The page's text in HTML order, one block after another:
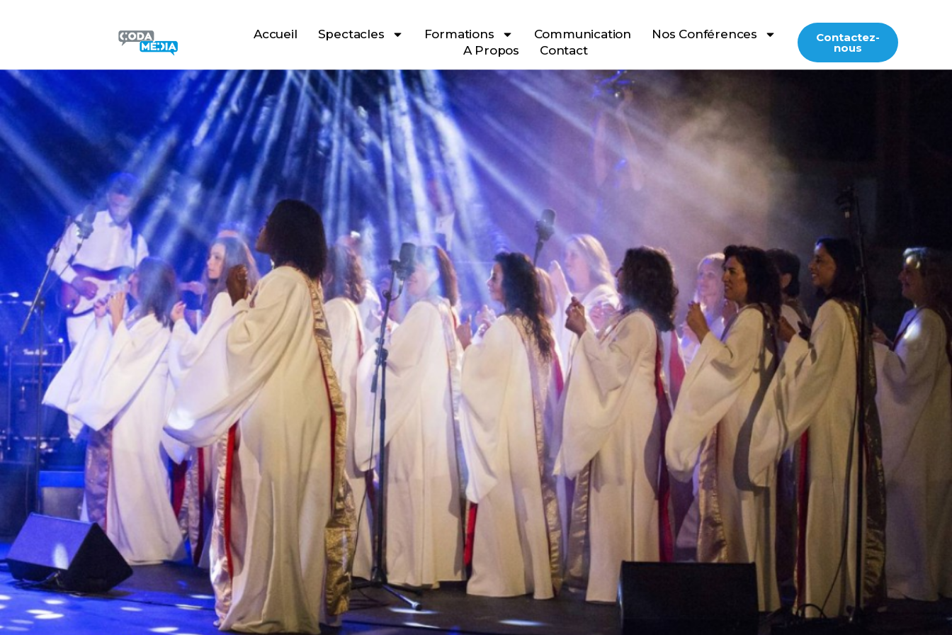
Accueil Spectacles Formations Communication
Nos Conférences
A Propos
Contact
Contactez-
nous